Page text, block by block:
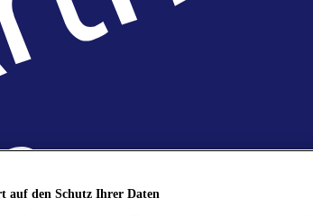
auf den Schutz Ihrer Daten